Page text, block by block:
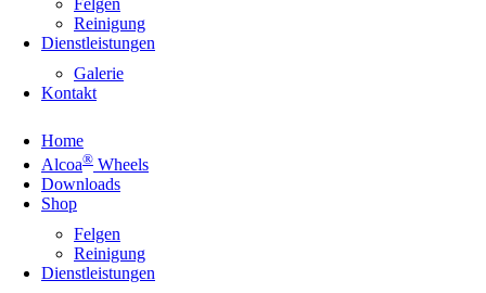
Reinigung
Dienstleistungen
Galerie
Kontakt
Home
Alcoa® Wheels
Downloads
Shop
Felgen
Reinigung
Dienstleistungen